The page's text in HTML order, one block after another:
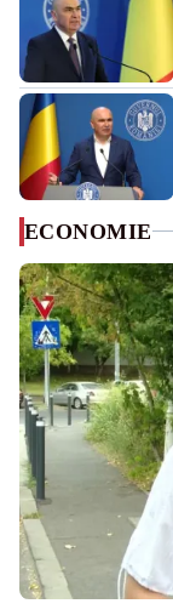
ECONOMIE